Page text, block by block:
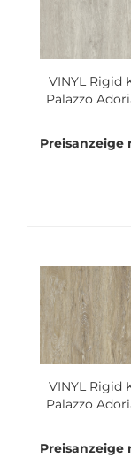
VINYL Rigid
Palazzo
qm
Preisanzeige
VINYL Rigid
Palazzo
qm
Preisanzeige